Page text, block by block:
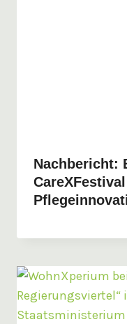
Nachbericht: